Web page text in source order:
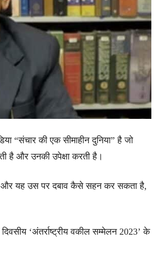
“संचार की एक सीमाहीन दुनिया” है जो
है और उनकी उपेक्षा करती है।
और यह उस पर दबाव कैसे सहन कर सकता है,
‘अंतर्राष्ट्रीय वकील सम्मेलन 2023’ के